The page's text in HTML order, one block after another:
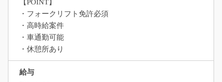
【POINT】
・フォークリフト免許必須
・高時給案件
・車通勤可能
・休憩所あり
給与